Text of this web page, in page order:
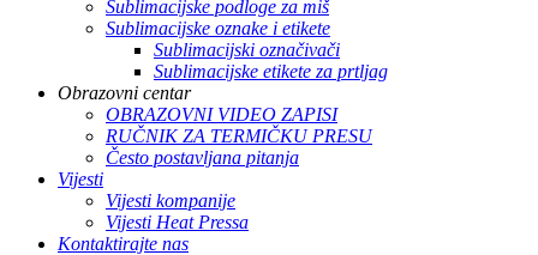
Sublimacijske podloge za miš
Sublimacijske oznake i etikete
Sublimacijski označivači
Sublimacijske etikete za prtljag
Obrazovni centar
OBRAZOVNI VIDEO ZAPISI
RUČNIK ZA TERMIČKU PRESU
Često postavljana pitanja
Vijesti
Vijesti kompanije
Vijesti Heat Pressa
Kontaktirajte nas